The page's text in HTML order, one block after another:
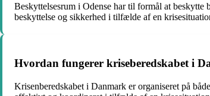
Beskyttelsesrum i Odense har til formål at
beskyttelse og sikkerhed i tilfælde af en
Hvordan fungerer kriseberedskabet i
Krisenberedskabet i Danmark er organiseret på